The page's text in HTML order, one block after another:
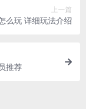
上一篇
么玩 详细玩法介绍
推荐